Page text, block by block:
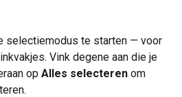
selectiemodus te starten — voor
Vink degene aan die je
op Alles selecteren om